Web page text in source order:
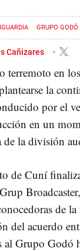
GRUPO GODÓ
Cañizares
terremoto en
la
por el
en un
de la división
de Cuní
de
del acuerdo
Grupo Godó